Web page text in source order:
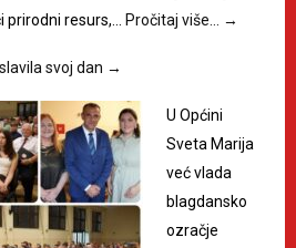
prirodni resurs,…
Pročitaj više… →
svoj dan →
U Općini
Sveta Marija
već vlada
blagdansko
ozračje